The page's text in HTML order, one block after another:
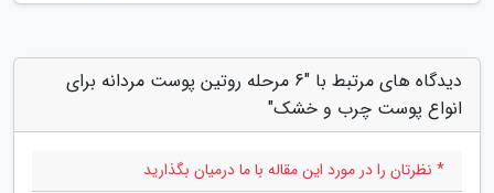
دیدگاه های مرتبط با "6 مرحله روتین پوست مردانه برای
انواع پوست چرب و خشک"
* نظرتان را در مورد این مقاله با ما درمیان بگذارید